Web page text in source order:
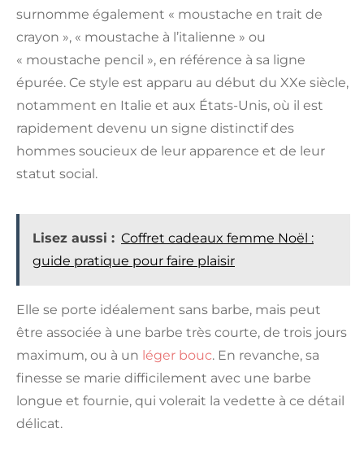
surnomme également « moustache en trait de
crayon », « moustache à l’italienne » ou
« moustache pencil », en référence à sa ligne
épurée. Ce style est apparu au début du XXe siècle,
notamment en Italie et aux États-Unis, où il est
rapidement devenu un signe distinctif des
hommes soucieux de leur apparence et de leur
statut social.
Lisez aussi : Coffret cadeaux femme Noël :
guide pratique pour faire plaisir
Elle se porte idéalement sans barbe, mais peut
être associée à une barbe très courte, de trois jours
maximum, ou à un léger bouc. En revanche, sa
finesse se marie difficilement avec une barbe
longue et fournie, qui volerait la vedette à ce détail
délicat.